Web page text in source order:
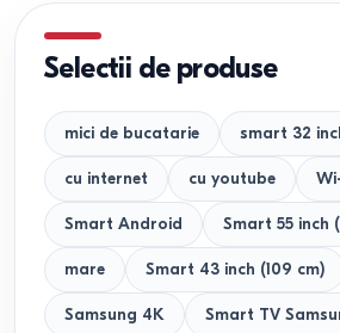
Selectii de produse
mici de bucatarie smart 32
cu internet cu youtube
Smart Android Smart 55 inch
mare Smart 43 inch (109 cm)
Samsung 4K Smart TV